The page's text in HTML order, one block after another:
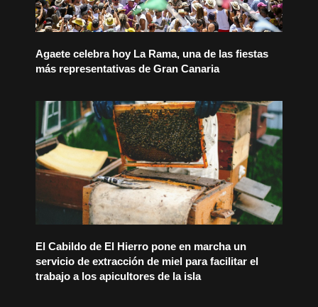
Agaete celebra hoy La Rama, una de las fiestas
más representativas de Gran Canaria
El Cabildo de El Hierro pone en marcha un
servicio de extracción de miel para facilitar el
trabajo a los apicultores de la isla